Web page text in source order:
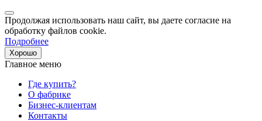
Продолжая использовать наш сайт, вы даете согласие на
обработку файлов cookie.
Подробнее
Хорошо
Главное меню
Где купить?
О фабрике
Бизнес-клиентам
Контакты